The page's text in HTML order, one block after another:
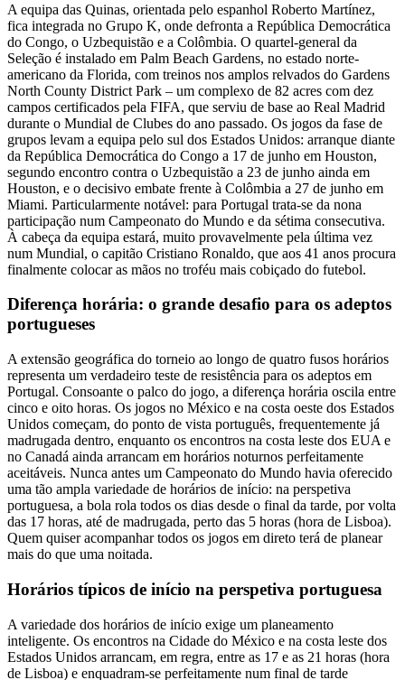
A equipa das Quinas, orientada pelo espanhol Roberto Martínez,
fica integrada no Grupo K, onde defronta a República Democrática
do Congo, o Uzbequistão e a Colômbia. O quartel-general da
Seleção é instalado em Palm Beach Gardens, no estado norte-
americano da Florida, com treinos nos amplos relvados do Gardens
North County District Park – um complexo de 82 acres com dez
campos certificados pela FIFA, que serviu de base ao Real Madrid
durante o Mundial de Clubes do ano passado. Os jogos da fase de
grupos levam a equipa pelo sul dos Estados Unidos: arranque diante
da República Democrática do Congo a 17 de junho em Houston,
segundo encontro contra o Uzbequistão a 23 de junho ainda em
Houston, e o decisivo embate frente à Colômbia a 27 de junho em
Miami. Particularmente notável: para Portugal trata-se da nona
participação num Campeonato do Mundo e da sétima consecutiva.
À cabeça da equipa estará, muito provavelmente pela última vez
num Mundial, o capitão Cristiano Ronaldo, que aos 41 anos procura
finalmente colocar as mãos no troféu mais cobiçado do futebol.
Diferença horária: o grande desafio para os adeptos
portugueses
A extensão geográfica do torneio ao longo de quatro fusos horários
representa um verdadeiro teste de resistência para os adeptos em
Portugal. Consoante o palco do jogo, a diferença horária oscila entre
cinco e oito horas. Os jogos no México e na costa oeste dos Estados
Unidos começam, do ponto de vista português, frequentemente já
madrugada dentro, enquanto os encontros na costa leste dos EUA e
no Canadá ainda arrancam em horários noturnos perfeitamente
aceitáveis. Nunca antes um Campeonato do Mundo havia oferecido
uma tão ampla variedade de horários de início: na perspetiva
portuguesa, a bola rola todos os dias desde o final da tarde, por volta
das 17 horas, até de madrugada, perto das 5 horas (hora de Lisboa).
Quem quiser acompanhar todos os jogos em direto terá de planear
mais do que uma noitada.
Horários típicos de início na perspetiva portuguesa
A variedade dos horários de início exige um planeamento
inteligente. Os encontros na Cidade do México e na costa leste dos
Estados Unidos arrancam, em regra, entre as 17 e as 21 horas (hora
de Lisboa) e enquadram-se perfeitamente num final de tarde